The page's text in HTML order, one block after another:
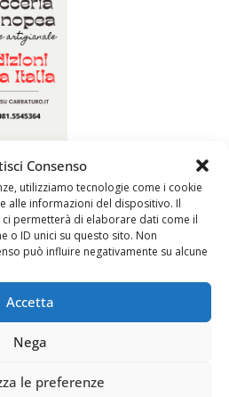
Consenso
utilizziamo tecnologie come i cookie
alle informazioni del dispositivo. Il
permetterà di elaborare dati come il
o ID unici su questo sito. Non
può influire negativamente su alcune
Accetta
Nega
le preferenze